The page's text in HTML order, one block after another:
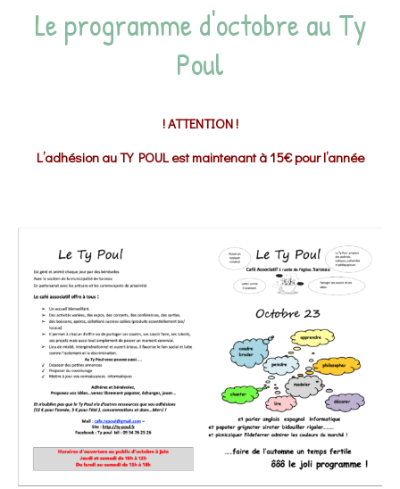
Le programme d'octobre au Ty
Poul
! ATTENTION !
L’adhésion au TY POUL est maintenant à 15€ pour l’année